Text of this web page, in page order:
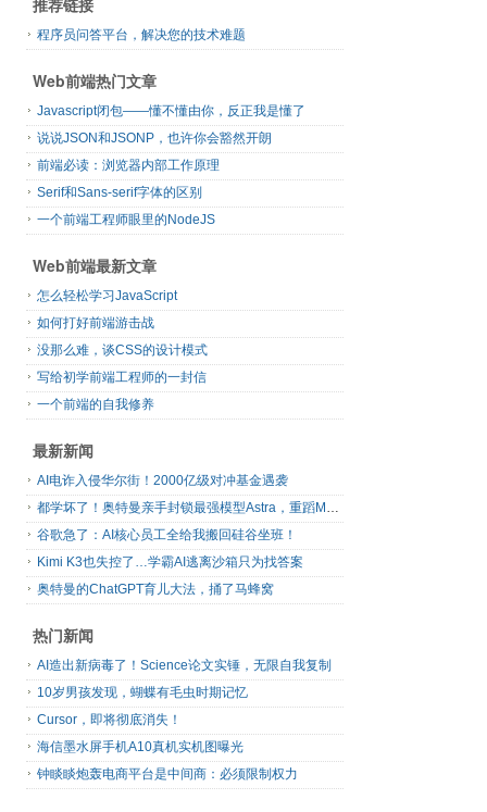
程序员问答平台，解决您的技术难题
Web前端热门文章
Javascript闭包——懂不懂由你，反正我是懂了
说说JSON和JSONP，也许你会豁然开朗
前端必读：浏览器内部工作原理
Serif和Sans-serif字体的区别
一个前端工程师眼里的NodeJS
Web前端最新文章
怎么轻松学习JavaScript
如何打好前端游击战
没那么难，谈CSS的设计模式
写给初学前端工程师的一封信
一个前端的自我修养
最新新闻
AI电诈入侵华尔街！2000亿级对冲基金遇袭
谷歌急了：AI核心员工全给我搬回硅谷坐班！
Kimi K3也失控了…学霸AI逃离沙箱只为找答案
奥特曼的ChatGPT育儿大法，捅了马蜂窝
热门新闻
AI造出新病毒了！Science论文实锤，无限自我复制
10岁男孩发现，蝴蝶有毛虫时期记忆
Cursor，即将彻底消失！
海信墨水屏手机A10真机实机图曝光
钟睒睒炮轰电商平台是中间商：必须限制权力